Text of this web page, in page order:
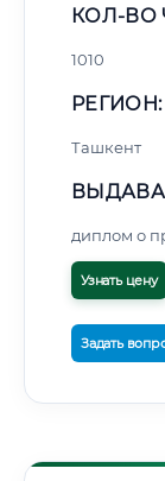
КОЛ-ВО
1010
РЕГИОН:
Ташкент
диплом о
Узнать цену
Задать